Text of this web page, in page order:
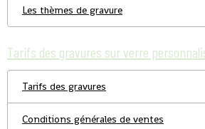
Les thèmes de gravure
Tarifs des gravures sur verre
Tarifs des gravures
Conditions générales de ventes